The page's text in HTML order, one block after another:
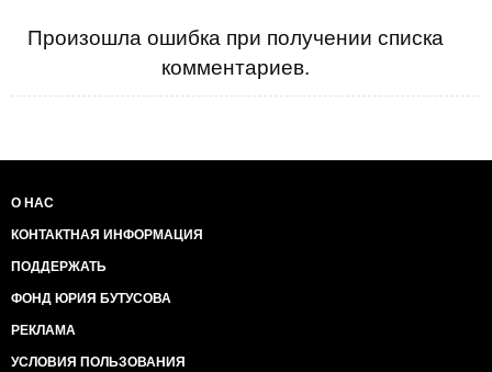
сыновьям вступать в ряды незаконных банд
формирований. Стрелков не
(Гиркина). Тел. СБУ Украины
0800501482, МВС Украины (044) 254-91-02, 0-800-
50-02-02. https://vk.com/away.php?
https://www.stopterror.in.ua
Произошла ошибка при получении списка
комментариев.
О НАС
КОНТАКТНАЯ ИНФОРМАЦИЯ
ПОДДЕРЖАТЬ
ФОНД ЮРИЯ БУТУСОВА
РЕКЛАМА
УСЛОВИЯ ПОЛЬЗОВАНИЯ